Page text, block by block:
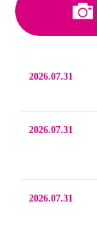
2026.07.31
2026.07.31
2026.07.31